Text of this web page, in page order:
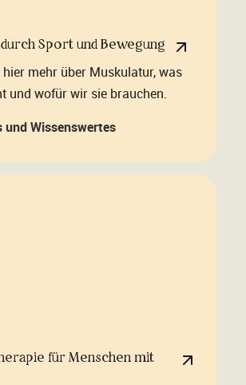
Sport und Bewegung
hier mehr über Muskulatur, was
und wofür wir sie brauchen.
und Wissenswertes
für Menschen mit